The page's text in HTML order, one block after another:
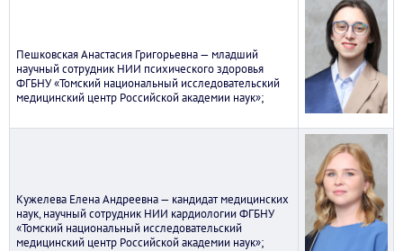
Пешковская Анастасия Григорьевна — младший
научный сотрудник НИИ психического здоровья
ФГБНУ «Томский национальный исследовательский
медицинский центр Российской академии наук»;
Кужелева Елена Андреевна — кандидат медицинских
наук, научный сотрудник НИИ кардиологии ФГБНУ
«Томский национальный исследовательский
медицинский центр Российской академии наук»;